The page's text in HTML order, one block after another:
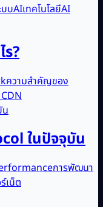
บบAIเทคโนโลยีAI
?
ความสำคัญของ
ในปัจจุบัน
การพัฒนา
เน็ต